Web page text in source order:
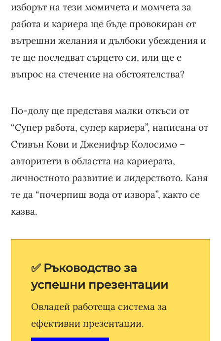
изборът на тези момичета и момчета за
работа и кариера ще бъде провокиран от
вътрешни желания и дълбоки убеждения и
те ще последват сърцето си, или ще е
въпрос на стечение на обстоятелства?
По-долу ще представя малки откъси от
“Супер работа, супер кариера”, написана от
Стивън Кови и Дженифър Колосимо –
авторитети в областта на кариерата,
личностното развитие и лидерството. Каня
те да “почерпиш вода от извора”, както се
казва.
✅ Ръководство за
успешни презентации
Овладей работеща система за
ефективни презентации.